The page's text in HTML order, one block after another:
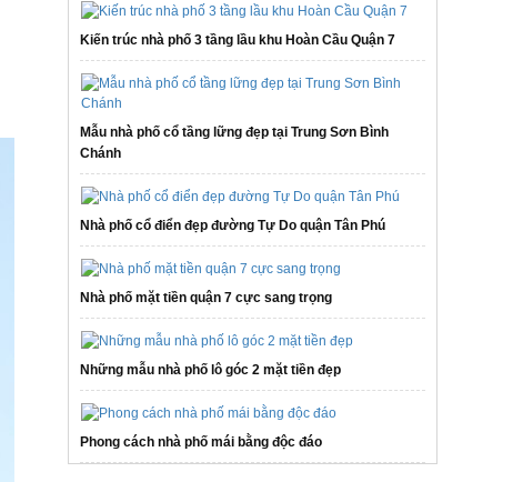
Kiến trúc nhà phố 3 tầng lầu khu Hoàn Cầu Quận 7
Mẫu nhà phố cổ tầng lững đẹp tại Trung Sơn Bình
Chánh
Nhà phố cổ điển đẹp đường Tự Do quận Tân Phú
Nhà phố mặt tiền quận 7 cực sang trọng
Những mẫu nhà phố lô góc 2 mặt tiền đẹp
Phong cách nhà phố mái bằng độc đáo